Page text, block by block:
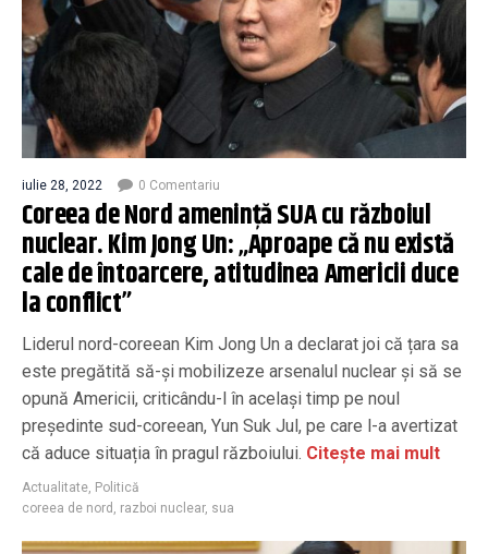
iulie 28, 2022 0 Comentariu
Coreea de Nord ameninţă SUA cu războiul
nuclear. Kim Jong Un: „Aproape că nu există
cale de întoarcere, atitudinea Americii duce
la conflict”
Liderul nord-coreean Kim Jong Un a declarat joi că țara sa
este pregătită să-și mobilizeze arsenalul nuclear și să se
opună Americii, criticându-l în același timp pe noul
președinte sud-coreean, Yun Suk Jul, pe care l-a avertizat
că aduce situația în pragul războiului. Citește mai mult
Actualitate, Politică
coreea de nord , razboi nuclear, sua